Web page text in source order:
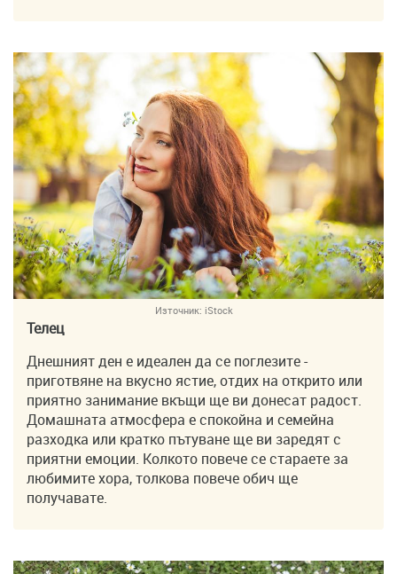
Източник: iStock
Телец
Днешният ден е идеален да се поглезите -
приготвяне на вкусно ястие, отдих на открито или
приятно занимание вкъщи ще ви донесат радост.
Домашната атмосфера е спокойна и семейна
разходка или кратко пътуване ще ви заредят с
приятни емоции. Колкото повече се стараете за
любимите хора, толкова повече обич ще
получавате.